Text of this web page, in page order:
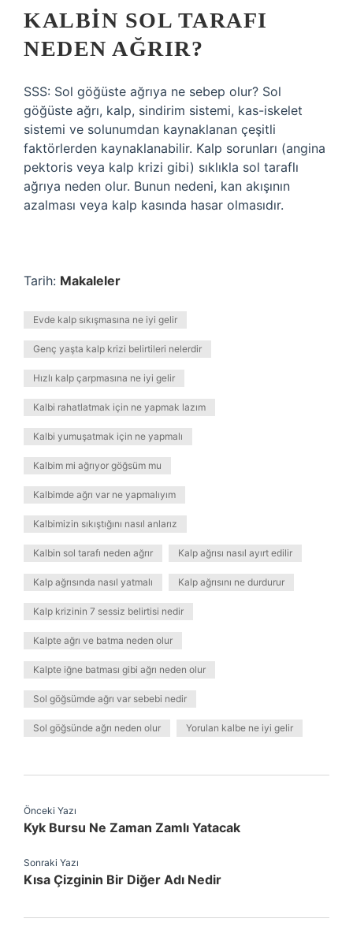
KALBIN SOL TARAFI
NEDEN AĞRIR?
SSS: Sol göğüste ağrıya ne sebep olur? Sol
göğüste ağrı, kalp, sindirim sistemi, kas-iskelet
sistemi ve solunumdan kaynaklanan çeşitli
faktörlerden kaynaklanabilir. Kalp sorunları (angina
pektoris veya kalp krizi gibi) sıklıkla sol taraflı
ağrıya neden olur. Bunun nedeni, kan akışının
azalması veya kalp kasında hasar olmasıdır.
Tarih: Makaleler
Evde kalp sıkışmasına ne iyi gelir
Genç yaşta kalp krizi belirtileri nelerdir
Hızlı kalp çarpmasına ne iyi gelir
Kalbi rahatlatmak için ne yapmak lazım
Kalbi yumuşatmak için ne yapmalı
Kalbim mi ağrıyor göğsüm mu
Kalbimde ağrı var ne yapmalıyım
Kalbimizin sıkıştığını nasıl anlarız
Kalbin sol tarafı neden ağrır Kalp ağrısı nasıl ayırt edilir
Kalp ağrısında nasıl yatmalı Kalp ağrısını ne durdurur
Kalp krizinin 7 sessiz belirtisi nedir
Kalpte ağrı ve batma neden olur
Kalpte iğne batması gibi ağrı neden olur
Sol göğsümde ağrı var sebebi nedir
Sol göğsünde ağrı neden olur Yorulan kalbe ne iyi gelir
Önceki Yazı
Kyk Bursu Ne Zaman Zamlı Yatacak
Sonraki Yazı
Kısa Çizginin Bir Diğer Adı Nedir